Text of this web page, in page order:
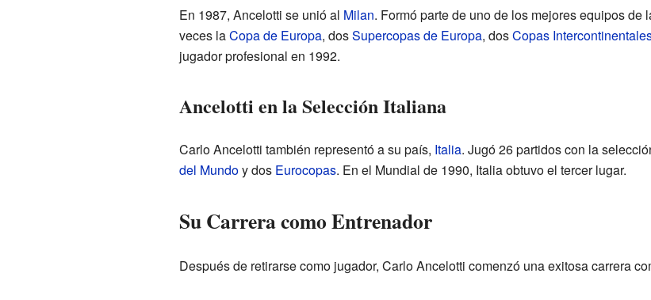
En 1987, Ancelotti se unió al Milan. Formó parte de uno de los mejores equipos
veces laCopa de Europa, dosSupercopas de Europa, dosCopas
jugador profesional en 1992.
Ancelotti en la Selección Italiana
Carlo Ancelotti también representó a su país, Italia. Jugó 26 partidos con la
del Mundoy dos Eurocopas. En el Mundial de 1990, Italia obtuvo el tercer lugar.
Su Carrera como Entrenador
Después de retirarse como jugador, Carlo Ancelotti comenzó una exitosa carrera